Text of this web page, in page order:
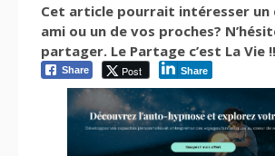
Cet article pourrait intéresser un
ami ou un de vos proches?
partager. Le Partage c’est La Vie
Share Post Share